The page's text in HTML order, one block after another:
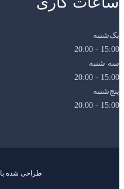
یک‌شنبه
15:00 - 20:00
سه شنبه
15:00 - 20:00
پنج‌شنبه
15:00 - 20:00
طراحی شده با